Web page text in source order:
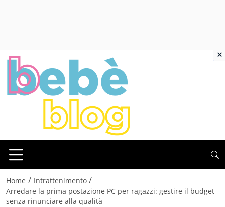
Home / Intrattenimento /
Arredare la prima postazione PC per ragazzi: gestire il budget
senza rinunciare alla qualità
×